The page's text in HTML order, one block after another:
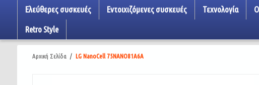
Ελεύθερες συσκευές Εντοιχιζόμενες συσκευές Τεχνολογία
Retro Style
Αρχική Σελίδα / LG NanoCell 75NANO81A6A